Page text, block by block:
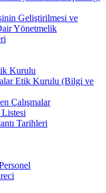
Geliştirilmesi ve
Yönetmelik
Kurulu
Etik Kurulu (Bilgi ve
Çalışmalar
Tarihleri